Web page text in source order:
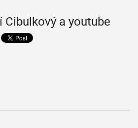
Cibulkový a youtube